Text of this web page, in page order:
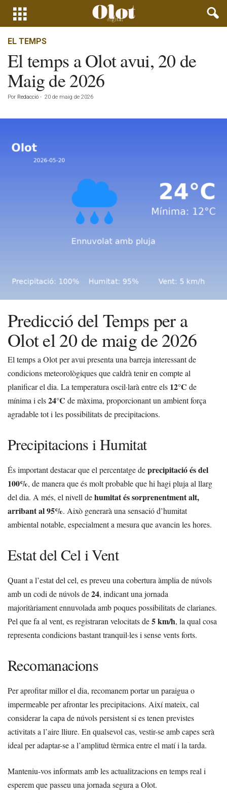
EL TEMPS
El temps a Olot avui, 20 de
Maig de 2026
Por Redacció - 20 de maig de 2026
Predicció del Temps per a
Olot el 20 de maig de 2026
El temps a Olot per avui presenta una barreja interessant de
condicions meteorològiques que caldrà tenir en compte al
planificar el dia. La temperatura oscil·larà entre els 12°C de
mínima i els24°C de màxima, proporcionant un ambient força
agradable tot i les possibilitats de precipitacions.
Precipitacions i Humitat
És important destacar que el percentatge deprecipitació és del
100%, de manera que és molt probable que hi hagi pluja al llarg
del dia. A més, el nivell dehumitat és sorprenentment alt,
arribant al 95%. Això generarà una sensació d’humitat
ambiental notable, especialment a mesura que avancin les hores.
Estat del Cel i Vent
Quant a l’estat del cel, es preveu una cobertura àmplia de núvols
amb un codi de núvols de24, indicant una jornada
majoritàriament ennuvolada amb poques possibilitats de clarianes.
Pel que fa al vent, es registraran velocitats de5 km/h, la qual cosa
representa condicions bastant tranquil·les i sense vents forts.
Recomanacions
Per aprofitar millor el dia, recomanem portar un paraigua o
impermeable per afrontar les precipitacions. Així mateix, cal
considerar la capa de núvols persistent si es tenen previstes
activitats a l’aire lliure. En qualsevol cas, vestir-se amb capes serà
ideal per adaptar-se a l’amplitud tèrmica entre el matí i la tarda.
Manteniu-vos informats amb les actualitzacions en temps real i
esperem que passeu una jornada segura a Olot.